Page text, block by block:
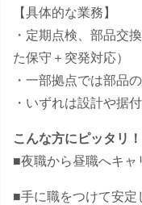
【具体的な業務】
・定期点検、部品交
た保守＋突発対応）
・一部拠点では部品
・いずれは設計や据
こんな方にピッタリ！
■夜職から昼職へキ
■手に職をつけて安定